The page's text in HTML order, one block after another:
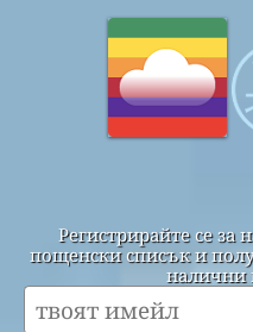
Регистрирайте се за
пощенски списък и
налични